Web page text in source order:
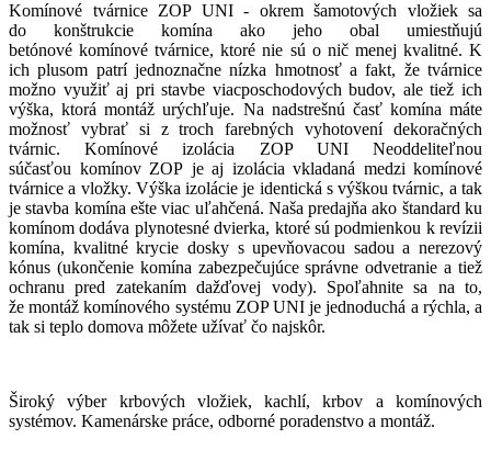
Komínové tvárnice ZOP UNI - okrem šamotových vložiek sa
do konštrukcie komína ako jeho obal umiestňujú
betónové komínové tvárnice, ktoré nie sú o nič menej kvalitné. K
ich plusom patrí jednoznačne nízka hmotnosť a fakt, že tvárnice
možno využiť aj pri stavbe viacposchodových budov, ale tiež ich
výška, ktorá montáž urýchľuje. Na nadstrešnú časť komína máte
možnosť vybrať si z troch farebných vyhotovení dekoračných
tvárnic. Komínové izolácia ZOP UNI Neoddeliteľnou
súčasťou komínov ZOP je aj izolácia vkladaná medzi komínové
tvárnice a vložky. Výška izolácie je identická s výškou tvárnic, a tak
je stavba komína ešte viac uľahčená. Naša predajňa ako štandard ku
komínom dodáva plynotesné dvierka, ktoré sú podmienkou k revízii
komína, kvalitné krycie dosky s upevňovacou sadou a nerezový
kónus (ukončenie komína zabezpečujúce správne odvetranie a tiež
ochranu pred zatekaním dažďovej vody). Spoľahnite sa na to,
že montáž komínového systému ZOP UNI je jednoduchá a rýchla, a
tak si teplo domova môžete užívať čo najskôr.
Široký výber krbových vložiek, kachlí, krbov a komínových
systémov. Kamenárske práce, odborné poradenstvo a montáž.